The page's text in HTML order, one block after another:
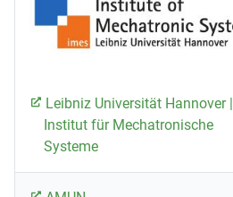
Leibniz Universität Hannover |
Institut für Mechatronische
Systeme